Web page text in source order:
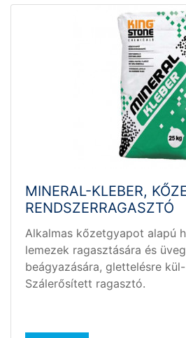
MINERAL-KLEBER,
RENDSZERRAGASZTÓ
Alkalmas kőzetgyapot alapú
lemezek ragasztására és
beágyazására, glettelésre
Szálerősített ragasztó.